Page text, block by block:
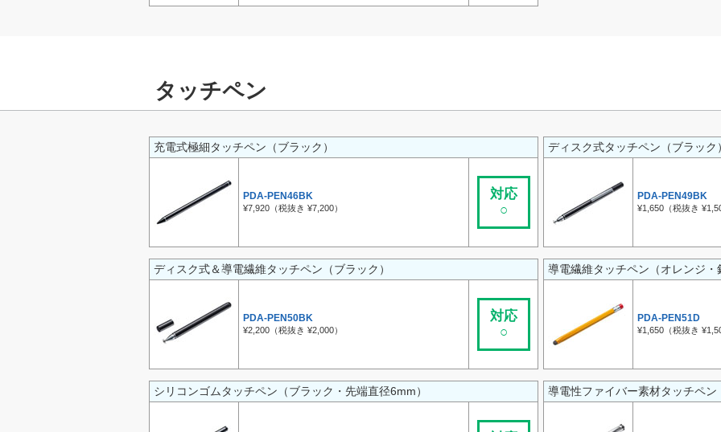
タッチペン
充電式極細タッチペン（ブラック）
PDA-PEN46BK
¥7,920（税抜き ¥7,200）
対応
○
ディスク式タッチペン（ブラック
PDA-PEN49BK
¥1,650（税抜き
ディスク式＆導電繊維タッチペン（ブラック）
PDA-PEN50BK
¥2,200（税抜き ¥2,000）
対応
○
導電繊維タッチペン（オレンジ・
PDA-PEN51D
¥1,650（税抜き
シリコンゴムタッチペン（ブラック・先端直径6mm） 導電性ファイバー素材タッチペン